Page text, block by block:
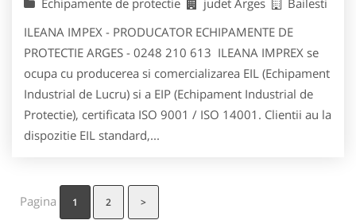
ILEANA IMPEX - PRODUCATOR ECHIPAMENTE DE
PROTECTIE ARGES - 0248 210 613 ILEANA IMPREX se
ocupa cu producerea si comercializarea EIL (Echipament
Industrial de Lucru) si a EIP (Echipament Industrial de
Protectie), certificata ISO 9001 / ISO 14001. Clientii au la
dispozitie EIL standard,...
Pagina 1 2 >